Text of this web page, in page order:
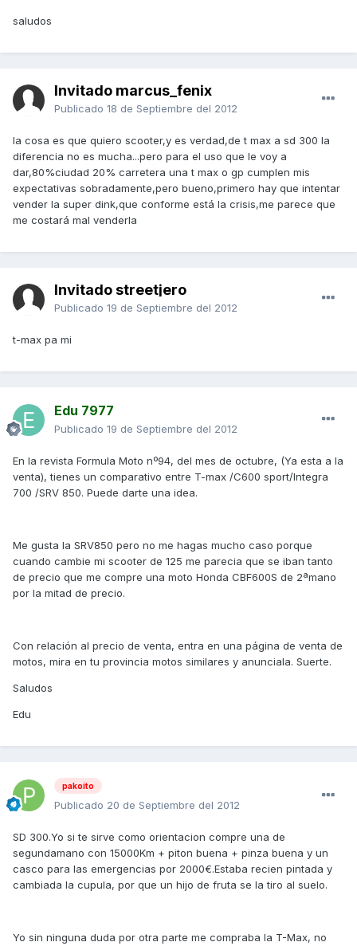
saludos
Invitado marcus_fenix
Publicado 18 de Septiembre del 2012
la cosa es que quiero scooter,y es verdad,de t max a sd 300 la
diferencia no es mucha...pero para el uso que le voy a
dar,80%ciudad 20% carretera una t max o gp cumplen mis
expectativas sobradamente,pero bueno,primero hay que intentar
vender la super dink,que conforme está la crisis,me parece que
me costará mal venderla
Invitado streetjero
Publicado 19 de Septiembre del 2012
t-max pa mi
Edu 7977
Publicado 19 de Septiembre del 2012
En la revista Formula Moto nº94, del mes de octubre, (Ya esta a la
venta), tienes un comparativo entre T-max /C600 sport/Integra
700 /SRV 850. Puede darte una idea.
Me gusta la SRV850 pero no me hagas mucho caso porque
cuando cambie mi scooter de 125 me parecia que se iban tanto
de precio que me compre una moto Honda CBF600S de 2ªmano
por la mitad de precio.
Con relación al precio de venta, entra en una página de venta de
motos, mira en tu provincia motos similares y anunciala. Suerte.
Saludos
Edu
pakoito
Publicado 20 de Septiembre del 2012
SD 300.Yo si te sirve como orientacion compre una de
segundamano con 15000Km + piton buena + pinza buena y un
casco para las emergencias por 2000€.Estaba recien pintada y
cambiada la cupula, por que un hijo de fruta se la tiro al suelo.
Yo sin ninguna duda por otra parte me compraba la T-Max, no